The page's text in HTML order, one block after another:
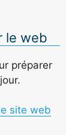
le web
préparer
site web